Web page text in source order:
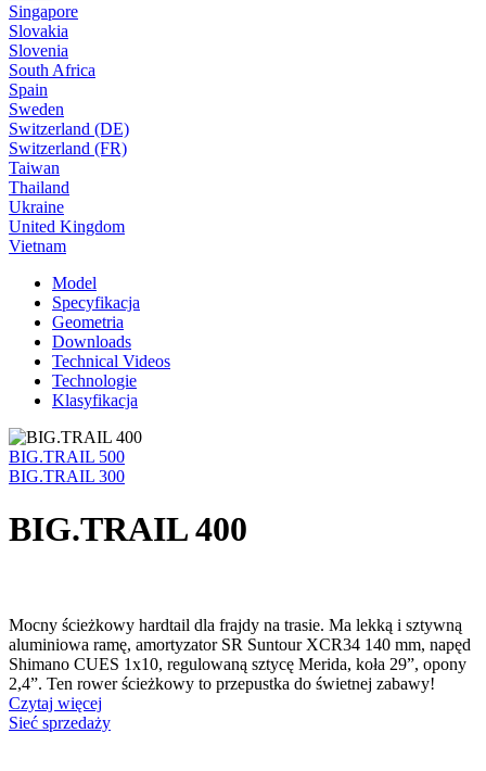
Singapore
Slovakia
Slovenia
South Africa
Spain
Sweden
Switzerland (DE)
Switzerland (FR)
Taiwan
Thailand
Ukraine
United Kingdom
Vietnam
Model
Specyfikacja
Geometria
Downloads
Technical Videos
Technologie
Klasyfikacja
BIG.TRAIL 500
BIG.TRAIL 300
BIG.TRAIL 400
Mocny ścieżkowy hardtail dla frajdy na trasie. Ma lekką i sztywną
aluminiowa ramę, amortyzator SR Suntour XCR34 140 mm, napęd
Shimano CUES 1x10, regulowaną sztycę Merida, koła 29”, opony
2,4”. Ten rower ścieżkowy to przepustka do świetnej zabawy!
Czytaj więcej
Sieć sprzedaży